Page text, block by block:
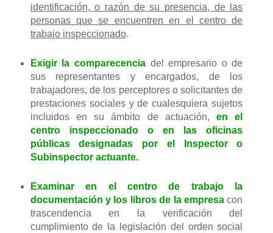
identificación, o razón de su presencia, de las
personas que se encuentren en el centro de
trabajo inspeccionado.
Exigir la comparecenciadel empresario o de
sus representantes y encargados, de los
trabajadores, de los perceptores o solicitantes de
prestaciones sociales y de cualesquiera sujetos
incluidos en su ámbito de actuación,en el
centro inspeccionado o en las oficinas
públicas designadas por el Inspector o
Subinspector actuante.
Examinar en el centro de trabajo la
documentación y los libros de la empresa con
trascendencia en la verificación del
cumplimiento de la legislación del orden social